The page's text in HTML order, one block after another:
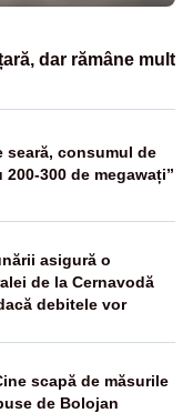
dar rămâne mult
seară, consumul de
300 de megawați”
asigură o
de la Cernavodă
debitele vor
scapă de măsurile
de Bolojan